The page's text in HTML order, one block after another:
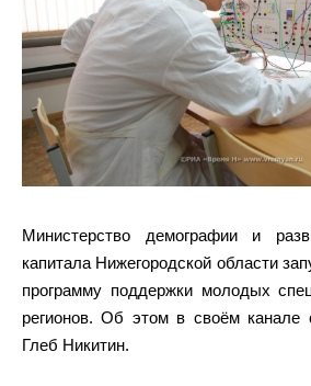
Министерство демографии и
капитала Нижегородской области
программу поддержки молодых
регионов. Об этом в своём канале
Глеб Никитин.